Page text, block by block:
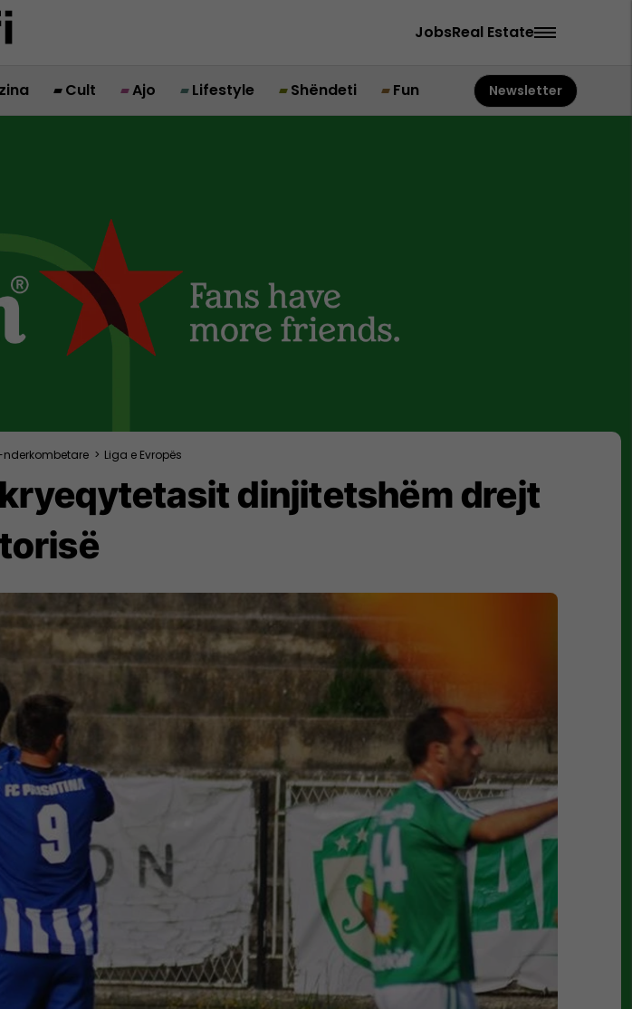
JobsReal Estate
Cult Ajo Lifestyle Shëndeti Fun Newsletter
nderkombetare > Liga e Evropës
dinjitetshëm drejt